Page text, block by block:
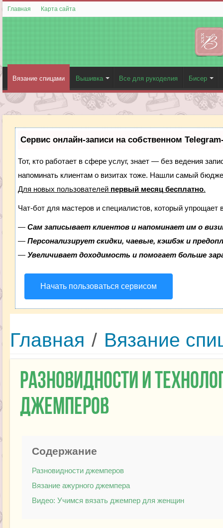
Главная Карта сайта
Вязание спицами Вышивка Все для рукоделия Бисер
Сервис онлайн-записи на собственном
Тот, кто работает в сфере услуг, знает — без ведения
напоминать клиентам о визитах тоже. Нашли самый
Для новых пользователей первый месяц бесплатно.
Чат-бот для мастеров и специалистов, который упрощает
— Сам записывает клиентов и напоминает им о
— Персонализирует скидки, чаевые, кэшбэк и
— Увеличивает доходимость и помогает больше
Начать пользоваться сервисом
Главная / Вязание
Разновидности и
джемперов
Содержание
Разновидности джемперов
Вязание ажурного джемпера
Видео: Учимся вязать джемпер для женщин